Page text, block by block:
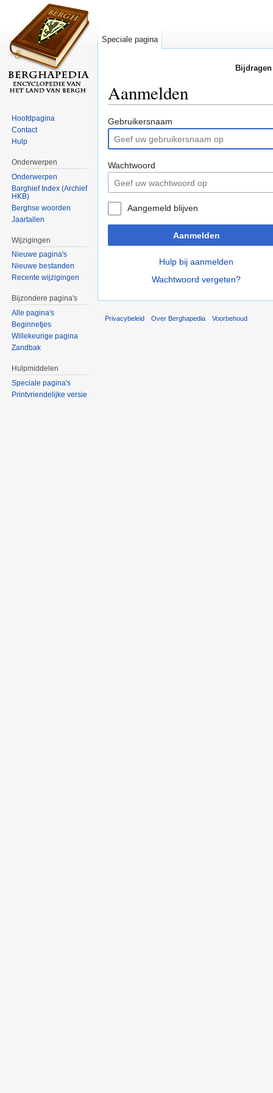
Aanmelden
Gebruikersnaam
Wachtwoord
Aangemeld blijven
Aanmelden
Hulp bij aanmelden
Wachtwoord vergeten?
Speciale pagina
Hoofdpagina
Contact
Hulp
Onderwerpen
Onderwerpen
Barghief Index (Archief
HKB)
Berghse woorden
Jaartallen
Wijzigingen
Nieuwe pagina's
Nieuwe bestanden
Recente wijzigingen
Bijzondere pagina's
Alle pagina's
Beginnetjes
Willekeurige pagina
Zandbak
Hulpmiddelen
Speciale pagina's
Printvriendelijke versie
Privacybeleid Over Berghapedia Voorbehoud